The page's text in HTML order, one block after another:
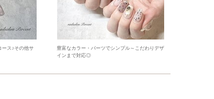
ース♪その他サ
豊富なカラー・パーツでシンプル～こだわりデザ
インまで対応◎